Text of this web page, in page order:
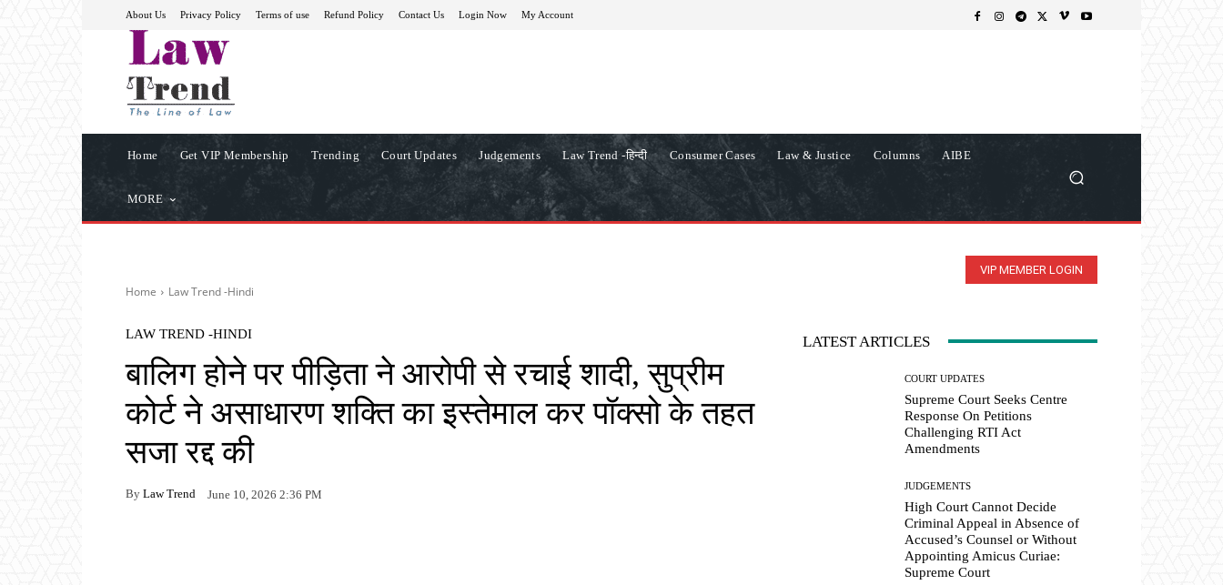
About Us Privacy Policy Terms of use Refund Policy Contact Us Login Now My Account
Home Get VIP Membership Trending Court Updates Judgements Law Trend -हिन्दी Consumer Cases Law & Justice Columns AIBE
MORE
VIP MEMBER LOGIN
Home Law Trend -Hindi
LAW TREND -HINDI
बालिग होने पर पीड़िता ने आरोपी से रचाई शादी, सुप्रीम
कोर्ट ने असाधारण शक्ति का इस्तेमाल कर पॉक्सो के तहत
सजा रद्द की
By Law Trend June 10, 2026 2:36 PM
LATEST ARTICLES
COURT UPDATES
Supreme Court Seeks Centre
Response On Petitions
Challenging RTI Act
Amendments
JUDGEMENTS
High Court Cannot Decide
Criminal Appeal in Absence of
Accused’s Counsel or Without
Appointing Amicus Curiae:
Supreme Court